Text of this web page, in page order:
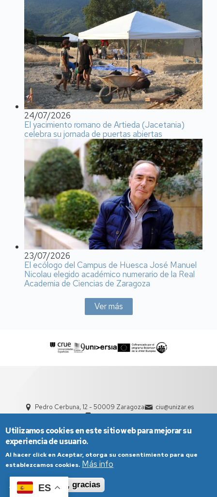
ES
24/07/2026
El yacimiento romano de Artieda (Jacetania)
celebra su jornada de puertas abiertas
23/07/2026
El ecólogo del Campus de Huesca José Manuel
Nicolau elegido académico numerario de la Real
Academia de Ciencias de Zaragoza
Ver más
Pedro Cerbuna, 12 - 50009 Zaragoza
ciu@unizar.es
Aviso Legal
Condiciones generales de uso
Política de Privacidad
Utilizamos cookies en este sitio web para mejorar su
experiencia de usuario.
Al hacer click en Aceptar, otorga su consentimiento para que
establezcamos cookies. Más info
Aceptar
No, gracias